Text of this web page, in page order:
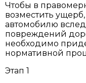
Чтобы в
возместить
автомобилю
повреждений
необходимо
нормативной
Этап 1